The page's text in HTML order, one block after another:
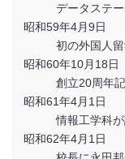
データステ
昭和59年4月9日
初の外国人
昭和60年10月18日
創立20周年
昭和61年4月1日
情報工学科が
昭和62年4月1日